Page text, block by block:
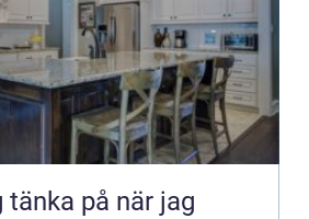
tänka på när jag